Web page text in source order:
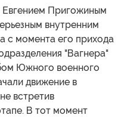
Евгением Пригожиным
внутренним
с момента его прихода
"Вагнера"
Южного военного
движение в
встретив
В тот момент